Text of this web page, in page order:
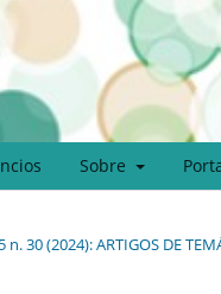
Sobre
n. 30 (2024): ARTIGOS DE